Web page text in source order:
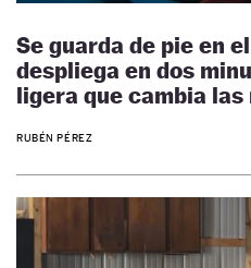
Se guarda de pie en
despliega en dos
ligera que cambia
RUBÉN PÉREZ